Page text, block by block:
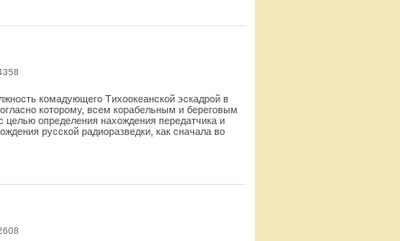
комадующего Тихоокеанской эскадрой в
которому, всем корабельным и береговым
определения нахождения передатчика и
русской радиоразведки, как сначала во